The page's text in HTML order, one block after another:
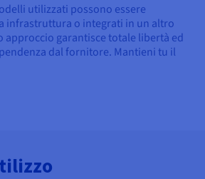
utilizzati possono essere
infrastruttura o integrati in un altro
approccio garantisce totale libertà ed
dal fornitore. Mantieni tu il